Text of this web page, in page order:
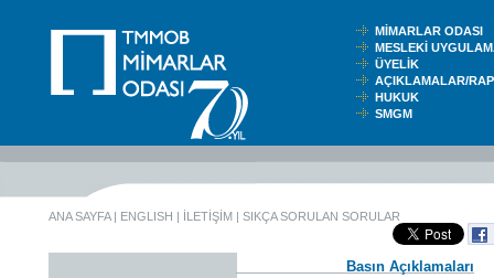
MİMARLAR ODASI
MESLEKİ
ÜYELİK
AÇIKLAMALAR/
HUKUK
SMGM
ANA SAYFA| ENGLISH | İLETİŞİM | SIKÇA SORULAN SORULAR
Basın Açıklamaları